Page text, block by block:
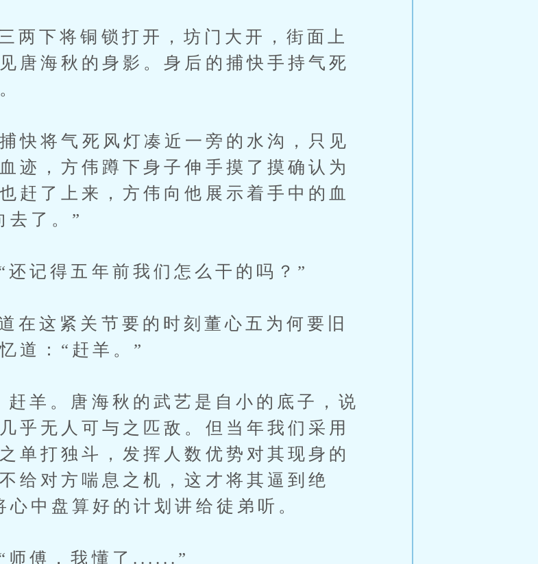
将铜锁打开，坊门大开，街面上
唐海秋的身影。身后的捕快手持气死
气死风灯凑近一旁的水沟，只见
迹，方伟蹲下身子伸手摸了摸确认为
赶了上来，方伟向他展示着手中的血
去了。”
得五年前我们怎么干的吗？”
紧关节要的时刻董心五为何要旧
道：“赶羊。”
。唐海秋的武艺是自小的底子，说
乎无人可与之匹敌。但当年我们采用
单打独斗，发挥人数优势对其现身的
给对方喘息之机，这才将其逼到绝
中盘算好的计划讲给徒弟听。
傅，我懂了......”